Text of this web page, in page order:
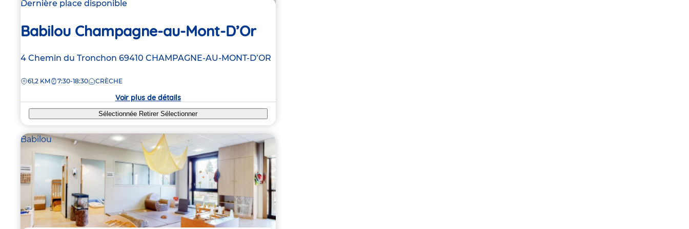
Dernière place disponible
Babilou Champagne-au-Mont-D’Or
Adresse
la
4 Chemin du Tronchon 69410 CHAMPAGNE-AU-MONT-D’OR
DISTANCE
61,2 KM 7:30-18:30 CRÈCHE
Voir plus de détails
Sélectionnée RetirerSélectionner
Babilou